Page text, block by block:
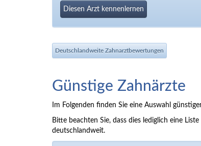
Diesen Arzt kennenlernen
Deutschlandweite Zahnarztbewertungen
Günstige Zahnärzte
Im Folgenden finden Sie eine Auswahl
Bitte beachten Sie, dass dies lediglich eine
deutschlandweit.